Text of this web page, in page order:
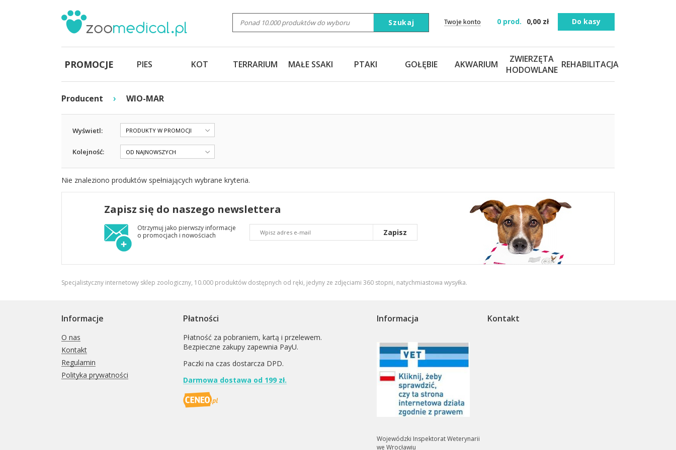
Twoje konto 0 prod. 0,00 zł Do kasy
Szukaj
PROMOCJE PIES KOT TERRARIUM MAŁE SSAKI PTAKI GOŁĘBIE AKWARIUM
ZWIERZĘTA
HODOWLANE REHABILITACJA
Producent › WIO-MAR
Wyświetl: PRODUKTY W PROMOCJI
Kolejność: OD NAJNOWSZYCH
Nie znaleziono produktów spełniających wybrane kryteria.
Zapisz się do naszego newslettera
Otrzymuj jako pierwszy informacje
o promocjach i nowościach
Zapisz
Specjalistyczny internetowy sklep zoologiczny, 10.000 produktów dostępnych od ręki, jedyny ze zdjęciami 360 stopni, natychmiastowa wysyłka.
Informacje
O nas
Kontakt
Regulamin
Polityka prywatności
Płatności
Płatność za pobraniem, kartą i przelewem.
Bezpieczne zakupy zapewnia PayU.
Paczki na czas dostarcza DPD.
Darmowa dostawa od 199 zł.
Informacja
Wojewódzki Inspektorat Weterynarii
we Wrocławiu
Kontakt